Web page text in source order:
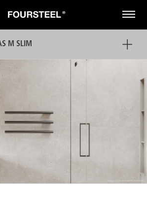
M SLIM